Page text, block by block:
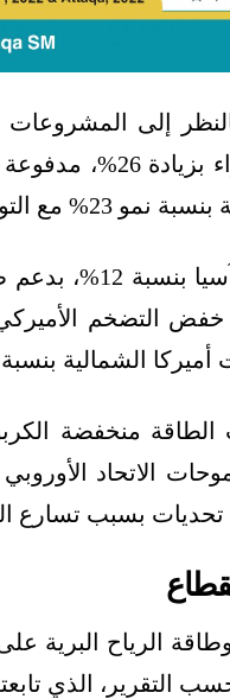
إلى المشروعات
معدل
جميع القطاعات تقريبًا.
وفي المركز
التضخم
بنسبة 9% هذا العام.
الاتحاد
تحديات بسبب
الرياح البرية
التقرير، الذي